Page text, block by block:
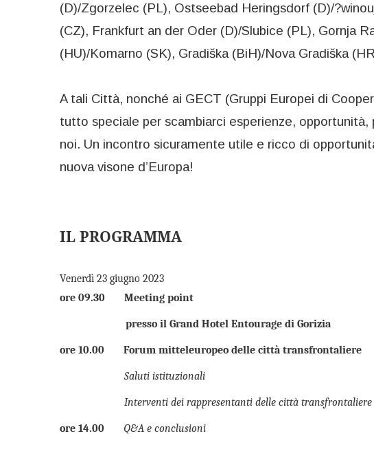
(D)/Zgorzelec (PL), Ostseebad Heringsdorf (D)/
(CZ), Frankfurt an der Oder (D)/Slubice (PL), Gornja
(HU)/Komarno (SK), Gradiška (BiH)/Nova Gradiška
A tali Città, nonché ai GECT (Gruppi Europei di
tutto speciale per scambiarci esperienze,
noi. Un incontro sicuramente utile e ricco di
nuova visone d’Europa!
IL PROGRAMMA
Venerdì 23 giugno 2023
ore 09.30 Meeting point
presso il Grand Hotel Entourage di Gorizia
ore 10.00 Forum mitteleuropeo delle città transfrontaliere
Saluti istituzionali
Interventi dei rappresentanti delle città transfrontaliere
ore 14.00 Q&A e conclusioni